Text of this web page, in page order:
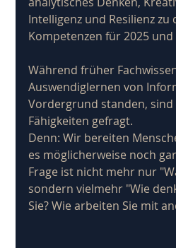
Intelligenz und Resilienz
Kompetenzen für 2025
Während früher
Auswendiglernen von
Vordergrund standen,
Fähigkeiten gefragt.
Denn: Wir bereiten
es möglicherweise noch
Frage ist nicht mehr nur
sondern vielmehr "Wie
Sie? Wie arbeiten Sie mit